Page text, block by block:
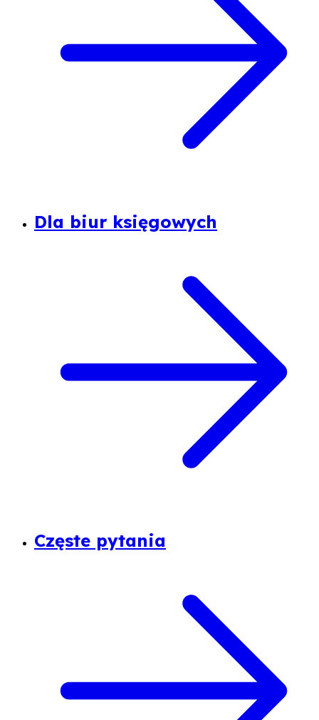
Dla biur księgowych
Częste pytania